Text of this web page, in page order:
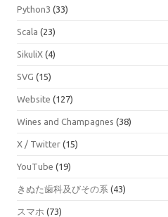
Python3 (33)
Scala (23)
SikuliX (4)
SVG (15)
Website (127)
Wines and Champagnes (38)
X / Twitter (15)
YouTube (19)
きぬた歯科及びその系 (43)
スマホ (73)